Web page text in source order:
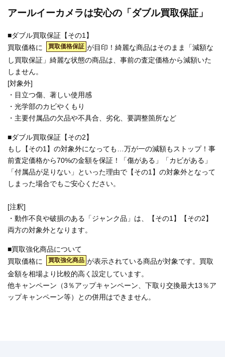
アールイーカメラは安心の「ダブル買取保証」
■ダブル買取保証【その1】
買取価格に
買取価格保証 が目印！綺麗な商品はそのまま「減額な
し買取保証」綺麗な状態の商品は、事前の査定価格から減額いた
しません。
[対象外]
・目立つ傷、著しい使用感
・光学部のカビやくもり
・主要付属品の欠品や不具合、劣化、要調整箇所など
■ダブル買取保証【その2】
もし【その1】の対象外になっても…万が一の減額もストップ！事
前査定価格から70%の金額を保証！「傷がある」「カビがある」
「付属品が足りない」といった理由で【その1】の対象外となって
しまった場合でもご安心ください。
[注釈]
・動作不良や破損のある「ジャンク品」は、【その1】【その2】
両方の対象外となります。
■買取強化商品について
買取価格に
買取強化商品 が表示されている商品が対象です。買取
金額を相場より比較的高く設定しています。
他キャンペーン（3％アップキャンペーン、下取り交換最大13％ア
ップキャンペーン等）との併用はできません。